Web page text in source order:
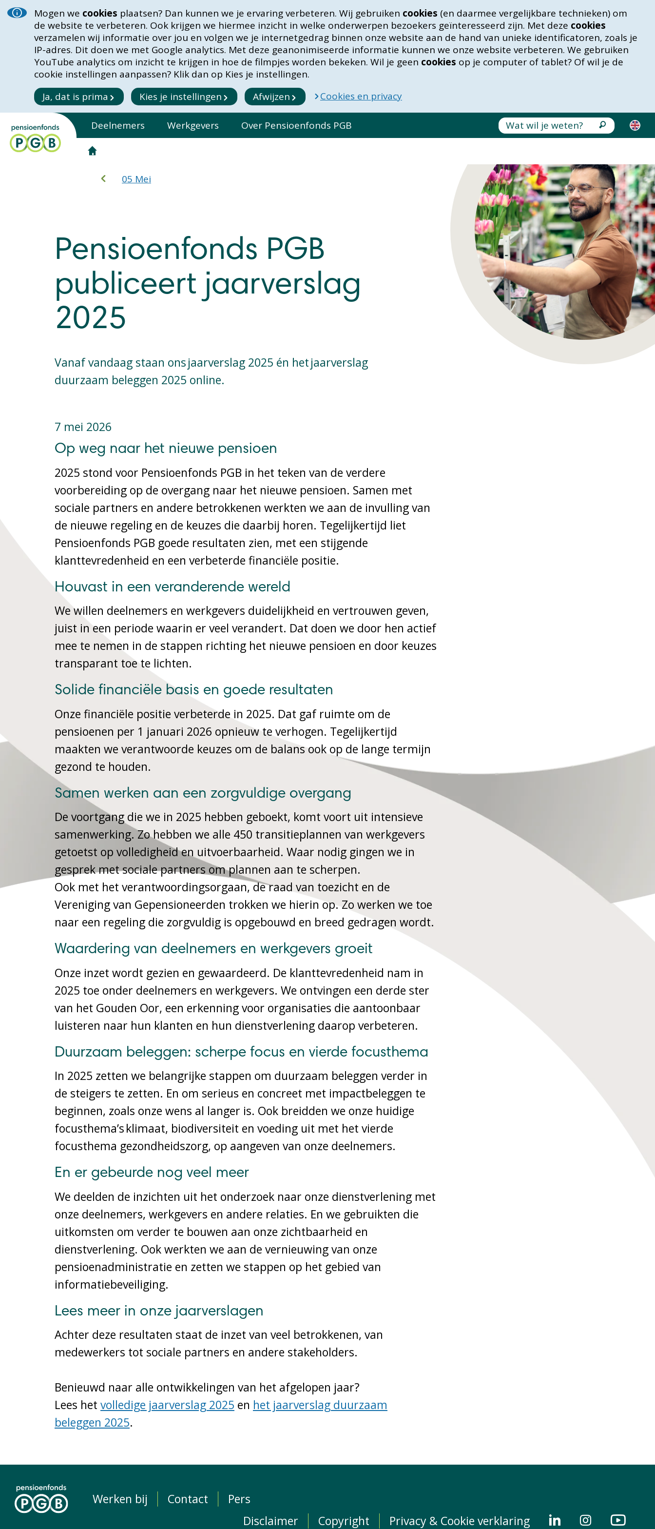
Mogen we cookies plaatsen? Dan kunnen we je ervaring verbeteren. Wij gebruiken cookies (en daarmee vergelijkbare technieken) om
de website te verbeteren. Ook krijgen we hiermee inzicht in welke onderwerpen bezoekers geïnteresseerd zijn. Met deze cookies
verzamelen wij informatie over jou en volgen we je internetgedrag binnen onze website aan de hand van unieke identificatoren, zoals je
IP-adres. Dit doen we met Google analytics. Met deze geanonimiseerde informatie kunnen we onze website verbeteren. We gebruiken
YouTube analytics om inzicht te krijgen in hoe de filmpjes worden bekeken. Wil je geen cookies op je computer of tablet? Of wil je de
cookie instellingen aanpassen? Klik dan op Kies je instellingen.
Ja, dat is prima
Kies je instellingen Afwijzen Cookies en privacy
Deelnemers Werkgevers Over Pensioenfonds PGB
05 Mei
Pensioenfonds PGB
publiceert jaarverslag
2025
Vanaf vandaag staan ons jaarverslag 2025 én het jaarverslag
duurzaam beleggen 2025 online.
7 mei 2026
Op weg naar het nieuwe pensioen
2025 stond voor Pensioenfonds PGB in het teken van de verdere
voorbereiding op de overgang naar het nieuwe pensioen. Samen met
sociale partners en andere betrokkenen werkten we aan de invulling van
de nieuwe regeling en de keuzes die daarbij horen. Tegelijkertijd liet
Pensioenfonds PGB goede resultaten zien, met een stijgende
klanttevredenheid en een verbeterde financiële positie.
Houvast in een veranderende wereld
We willen deelnemers en werkgevers duidelijkheid en vertrouwen geven,
juist in een periode waarin er veel verandert. Dat doen we door hen actief
mee te nemen in de stappen richting het nieuwe pensioen en door keuzes
transparant toe te lichten.
Solide financiële basis en goede resultaten
Onze financiële positie verbeterde in 2025. Dat gaf ruimte om de
pensioenen per 1 januari 2026 opnieuw te verhogen. Tegelijkertijd
maakten we verantwoorde keuzes om de balans ook op de lange termijn
gezond te houden.
Samen werken aan een zorgvuldige overgang
De voortgang die we in 2025 hebben geboekt, komt voort uit intensieve
samenwerking. Zo hebben we alle 450 transitieplannen van werkgevers
getoetst op volledigheid en uitvoerbaarheid. Waar nodig gingen we in
gesprek met sociale partners om plannen aan te scherpen.
Ook met het verantwoordingsorgaan, de raad van toezicht en de
Vereniging van Gepensioneerden trokken we hierin op. Zo werken we toe
naar een regeling die zorgvuldig is opgebouwd en breed gedragen wordt.
Waardering van deelnemers en werkgevers groeit
Onze inzet wordt gezien en gewaardeerd. De klanttevredenheid nam in
2025 toe onder deelnemers en werkgevers. We ontvingen een derde ster
van het Gouden Oor, een erkenning voor organisaties die aantoonbaar
luisteren naar hun klanten en hun dienstverlening daarop verbeteren.
Duurzaam beleggen: scherpe focus en vierde focusthema
In 2025 zetten we belangrijke stappen om duurzaam beleggen verder in
de steigers te zetten. En om serieus en concreet met impactbeleggen te
beginnen, zoals onze wens al langer is. Ook breidden we onze huidige
focusthema’s klimaat, biodiversiteit en voeding uit met het vierde
focusthema gezondheidszorg, op aangeven van onze deelnemers.
En er gebeurde nog veel meer
We deelden de inzichten uit het onderzoek naar onze dienstverlening met
onze deelnemers, werkgevers en andere relaties. En we gebruikten die
uitkomsten om verder te bouwen aan onze zichtbaarheid en
dienstverlening. Ook werkten we aan de vernieuwing van onze
pensioenadministratie en zetten we stappen op het gebied van
informatiebeveiliging.
Lees meer in onze jaarverslagen
Achter deze resultaten staat de inzet van veel betrokkenen, van
medewerkers tot sociale partners en andere stakeholders.
Benieuwd naar alle ontwikkelingen van het afgelopen jaar?
Lees het volledige jaarverslag 2025 en het jaarverslag duurzaam
beleggen 2025.
Werken bij Contact
Pers
Disclaimer
Copyright Privacy & Cookie verklaring